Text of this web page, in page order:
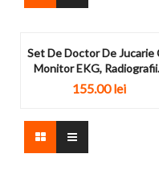
Set De Doctor De Jucarie
Monitor EKG,
155.00lei